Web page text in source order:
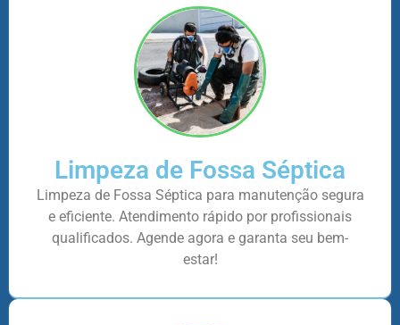
Limpeza de Fossa Séptica
Limpeza de Fossa Séptica para manutenção segura
e eficiente. Atendimento rápido por profissionais
qualificados. Agende agora e garanta seu bem-
estar!